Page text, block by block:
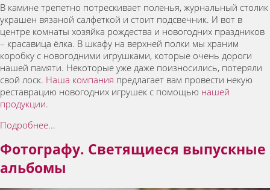
В камине трепетно потрескивает поленья, журнальный столик
украшен вязаной салфеткой и стоит подсвечник. И вот в
центре комнаты хозяйка рождества и новогодних праздников
– красавица ёлка. В шкафу на верхней полки мы храним
коробку с новогодними игрушками, которые очень дороги
нашей памяти. Некоторые уже даже поизносились, потеряли
свой лоск. Наша компания предлагает вам провести некую
реставрацию новогодних игрушек с помощью нашей
продукции.
Подробнее...
Фотографу. Светящиеся выпускные
альбомы